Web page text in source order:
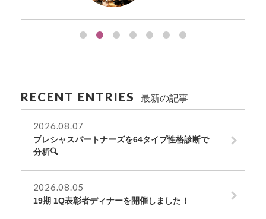
RECENT ENTRIES 最新の記事
2026.08.07
プレシャスパートナーズを64タイプ性格診断で
分析🔍
2026.08.05
19期 1Q表彰者ディナーを開催しました！